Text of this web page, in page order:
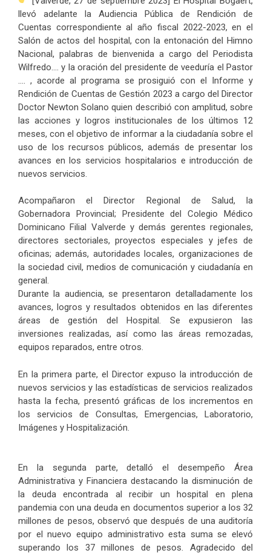
llevó adelante la Audiencia Pública de Rendición de
Cuentas correspondiente al año fiscal 2022-2023, en el
Salón de actos del hospital, con la entonación del Himno
Nacional, palabras de bienvenida a cargo del Periodista
Wilfredo…. y la oración del presidente de veeduría el Pastor
…. , acorde al programa se prosiguió con el Informe y
Rendición de Cuentas de Gestión 2023 a cargo del Director
Doctor Newton Solano quien describió con amplitud, sobre
las acciones y logros institucionales de los últimos 12
meses, con el objetivo de informar a la ciudadanía sobre el
uso de los recursos públicos, además de presentar los
avances en los servicios hospitalarios e introducción de
nuevos servicios.
Acompañaron el Director Regional de Salud, la
Gobernadora Provincial; Presidente del Colegio Médico
Dominicano Filial Valverde y demás gerentes regionales,
directores sectoriales, proyectos especiales y jefes de
oficinas; además, autoridades locales, organizaciones de
la sociedad civil, medios de comunicación y ciudadanía en
general.
Durante la audiencia, se presentaron detalladamente los
avances, logros y resultados obtenidos en las diferentes
áreas de gestión del Hospital. Se expusieron las
inversiones realizadas, así como las áreas remozadas,
equipos reparados, entre otros.
En la primera parte, el Director expuso la introducción de
nuevos servicios y las estadísticas de servicios realizados
hasta la fecha, presentó gráficas de los incrementos en
los servicios de Consultas, Emergencias, Laboratorio,
Imágenes y Hospitalización.
En la segunda parte, detalló el desempeño Área
Administrativa y Financiera destacando la disminución de
la deuda encontrada al recibir un hospital en plena
pandemia con una deuda en documentos superior a los 32
millones de pesos, observó que después de una auditoría
por el nuevo equipo administrativo esta suma se elevó
superando los 37 millones de pesos. Agradecido del